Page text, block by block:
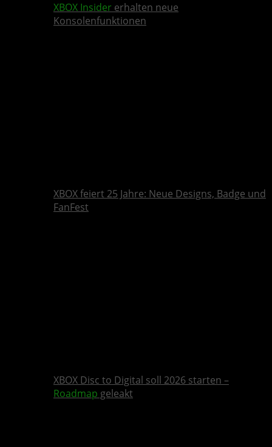
XBOX Insider erhalten neue
Konsolenfunktionen
XBOX feiert 25 Jahre: Neue Designs, Badge und
FanFest
XBOX Disc to Digital soll 2026 starten –
Roadmap geleakt